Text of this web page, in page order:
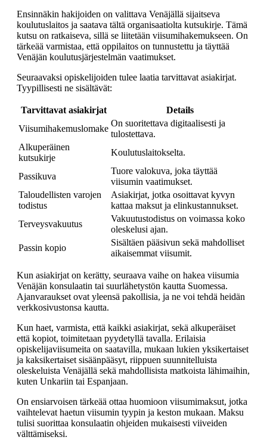
Ensinnäkin hakijoiden on valittava Venäjällä sijaitseva
koulutuslaitos ja saatava tältä organisaatiolta kutsukirje. Tämä
kutsu on ratkaiseva, sillä se liitetään viisumihakemukseen. On
tärkeää varmistaa, että oppilaitos on tunnustettu ja täyttää
Venäjän koulutusjärjestelmän vaatimukset.
Seuraavaksi opiskelijoiden tulee laatia tarvittavat asiakirjat.
Tyypillisesti ne sisältävät:
Tarvittavat asiakirjat
Details
Viisumihakemuslomake
On suoritettava digitaalisesti ja
tulostettava.
Alkuperäinen
kutsukirje
Koulutuslaitokselta.
Passikuva
Tuore valokuva, joka täyttää
viisumin vaatimukset.
Taloudellisten varojen
todistus
Asiakirjat, jotka osoittavat kyvyn
kattaa maksut ja elinkustannukset.
Terveysvakuutus
Vakuutustodistus on voimassa koko
oleskelusi ajan.
Passin kopio
Sisältäen pääsivun sekä mahdolliset
aikaisemmat viisumit.
Kun asiakirjat on kerätty, seuraava vaihe on hakea viisumia
Venäjän konsulaatin tai suurlähetystön kautta Suomessa.
Ajanvaraukset ovat yleensä pakollisia, ja ne voi tehdä heidän
verkkosivustonsa kautta.
Kun haet, varmista, että kaikki asiakirjat, sekä alkuperäiset
että kopiot, toimitetaan pyydetyllä tavalla. Erilaisia
opiskelijaviisumeita on saatavilla, mukaan lukien yksikertaiset
ja kaksikertaiset sisäänpääsyt, riippuen suunnitelluista
oleskeluista Venäjällä sekä mahdollisista matkoista lähimaihin,
kuten Unkariin tai Espanjaan.
On ensiarvoisen tärkeää ottaa huomioon viisumimaksut, jotka
vaihtelevat haetun viisumin tyypin ja keston mukaan. Maksu
tulisi suorittaa konsulaatin ohjeiden mukaisesti viiveiden
välttämiseksi.